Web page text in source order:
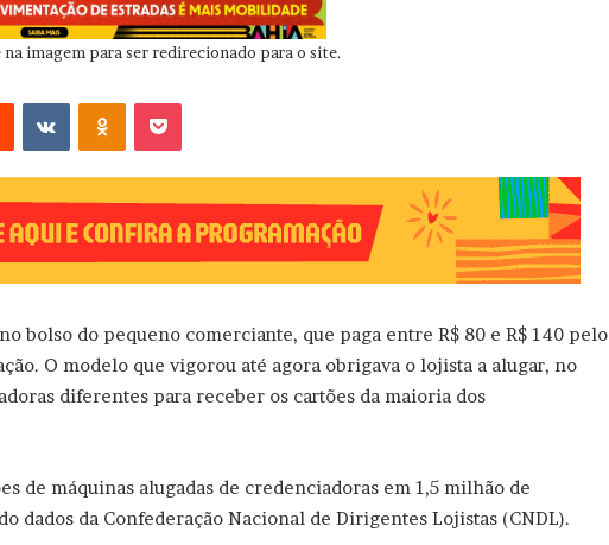
na imagem para ser redirecionado para o site.
VK OK
bolso do pequeno comerciante, que paga entre R$ 80 e R$ 140 pelo
O modelo que vigorou até agora obrigava o lojista a alugar, no
diferentes para receber os cartões da maioria dos
de máquinas alugadas de credenciadoras em 1,5 milhão de
dados da Confederação Nacional de Dirigentes Lojistas (CNDL).